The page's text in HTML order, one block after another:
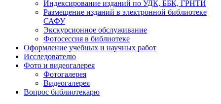
Индексирование изданий по УДК, ББК, ГРНТИ
Размещение изданий в электронной библиотеке
САФУ
Экскурсионное обслуживание
Фотосессия в библиотеке
Оформление учебных и научных работ
Исследователю
Фото и видеогалерея
Фотогалерея
Видеогалерея
Вопрос библиотекарю